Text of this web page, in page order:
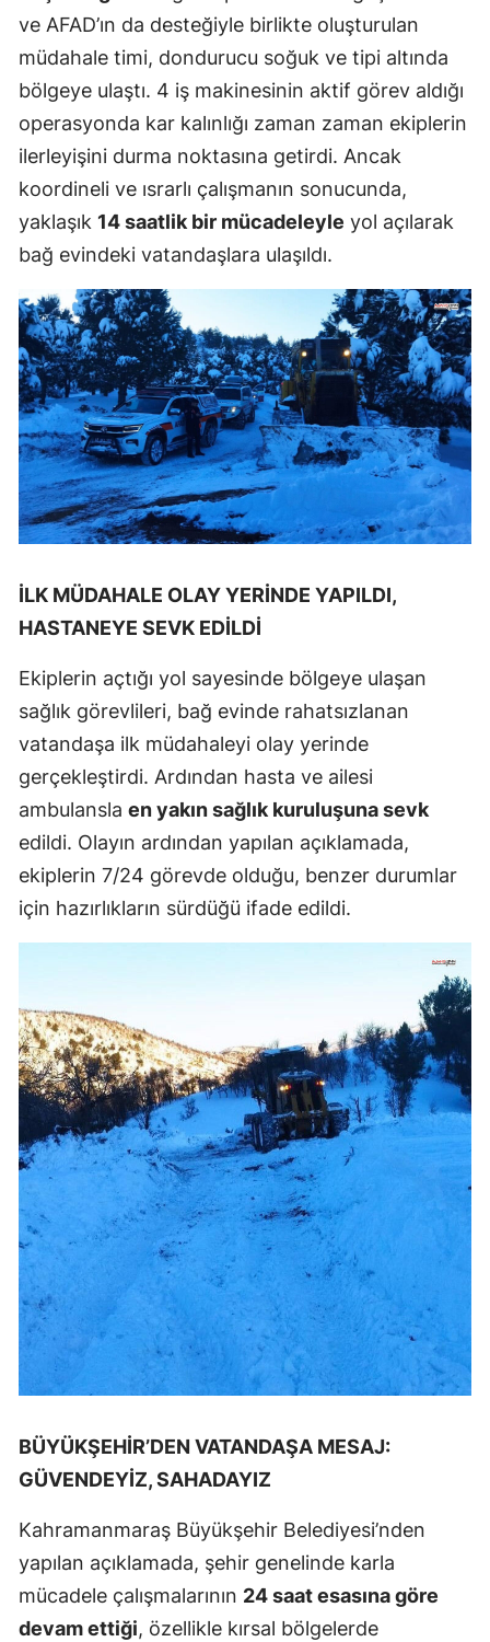
ve AFAD’ın da desteğiyle birlikte oluşturulan
müdahale timi, dondurucu soğuk ve tipi altında
bölgeye ulaştı. 4 iş makinesinin aktif görev aldığı
operasyonda kar kalınlığı zaman zaman ekiplerin
ilerleyişini durma noktasına getirdi. Ancak
koordineli ve ısrarlı çalışmanın sonucunda,
yaklaşık 14 saatlik bir mücadeleyle yol açılarak
bağ evindeki vatandaşlara ulaşıldı.
İLK MÜDAHALE OLAY YERİNDE YAPILDI,
HASTANEYE SEVK EDİLDİ
Ekiplerin açtığı yol sayesinde bölgeye ulaşan
sağlık görevlileri, bağ evinde rahatsızlanan
vatandaşa ilk müdahaleyi olay yerinde
gerçekleştirdi. Ardından hasta ve ailesi
ambulansla en yakın sağlık kuruluşuna sevk
edildi. Olayın ardından yapılan açıklamada,
ekiplerin 7/24 görevde olduğu, benzer durumlar
için hazırlıkların sürdüğü ifade edildi.
BÜYÜKŞEHİR’DEN VATANDAŞA MESAJ:
GÜVENDEYİZ, SAHADAYIZ
Kahramanmaraş Büyükşehir Belediyesi’nden
yapılan açıklamada, şehir genelinde karla
mücadele çalışmalarının 24 saat esasına göre
devam ettiği, özellikle kırsal bölgelerde